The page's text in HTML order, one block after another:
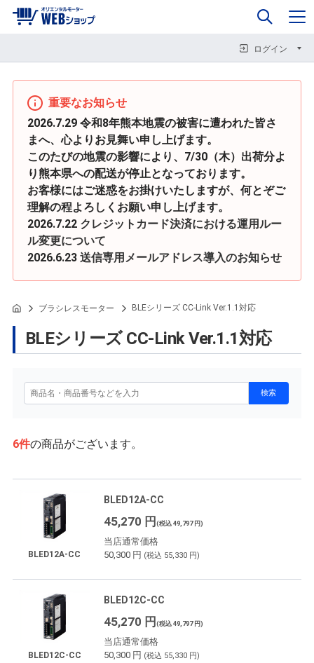
企業情報
ログイン
カート 0
重要なお知らせ
2026.7.29 令和8年熊本地震の被害に遭われた皆さ
まへ、心よりお見舞い申し上げます。
このたびの地震の影響により、7/30（木）出荷分よ
り熊本県への配送が停止となっております。
お客様にはご迷惑をお掛けいたしますが、何とぞご
理解の程よろしくお願い申し上げます。
2026.7.22 クレジットカード決済における運用ルー
ル変更について
2026.6.23 送信専用メールアドレス導入のお知らせ
ブラシレスモーター BLEシリーズ CC-Link Ver.1.1対応
BLEシリーズ CC-Link Ver.1.1対応
6件の商品がございます。
BLED12A-CC
BLED12A-CC
45,270 円 (税込 49,797 円)
当店通常価格
50,300 円 (税込 55,330 円)
BLED12C-CC
BLED12C-CC
45,270 円 (税込 49,797 円)
当店通常価格
50,300 円 (税込 55,330 円)